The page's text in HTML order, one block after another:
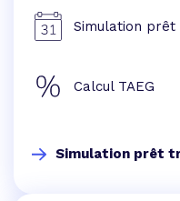
Simulation
Calcul TAEG
Simulation prêt